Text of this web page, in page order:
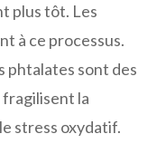
plus tôt. Les
à ce processus.
phtalates sont des
la
stress oxydatif.